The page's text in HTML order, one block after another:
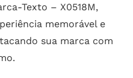
Texto – X0518M,
memorável e
sua marca com